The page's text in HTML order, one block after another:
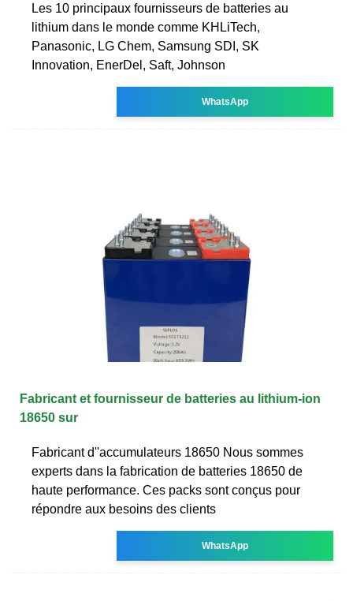
Les 10 principaux fournisseurs de batteries au
lithium dans le monde comme KHLiTech,
Panasonic, LG Chem, Samsung SDI, SK
Innovation, EnerDel, Saft, Johnson
WhatsApp
Fabricant et fournisseur de batteries au lithium-ion
18650 sur
Fabricant d''accumulateurs 18650 Nous sommes
experts dans la fabrication de batteries 18650 de
haute performance. Ces packs sont conçus pour
répondre aux besoins des clients
WhatsApp